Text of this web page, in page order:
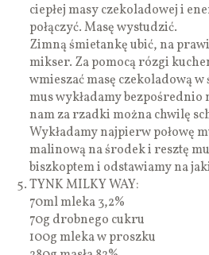
ciepłej masy czekoladowej i
połączyć. Masę wystudzić.
Zimną śmietankę ubić, na
mikser. Za pomocą rózgi
wmieszać masę czekoladową
mus wykładamy bezpośrednio
nam za rzadki można chwilę
Wykładamy najpierw połowę
malinową na środek i resztę
biszkoptem i odstawiamy na
TYNK MILKY WAY:
70ml mleka 3,2%
70g drobnego cukru
100g mleka w proszku